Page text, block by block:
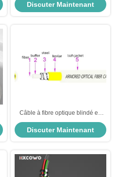
duplex avec couleurs
personnalisées
Discuter Maintenant
Câble à fibre optique blindé en
acier inoxydable personnalisé
G.657A2 1-12 cœurs pour
réseaux FTTH FTTB intérieurs et
Discuter Maintenant